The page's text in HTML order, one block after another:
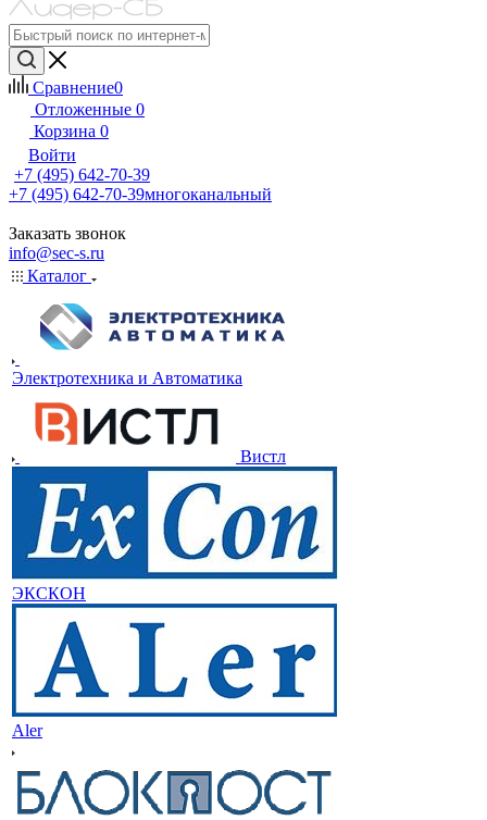
Сравнение0
Отложенные 0
Корзина 0
Войти
+7 (495) 642-70-39
+7 (495) 642-70-39многоканальный
Заказать звонок
info@sec-s.ru
Каталог
Электротехника и Автоматика
Вистл
ЭКСКОН
Aler